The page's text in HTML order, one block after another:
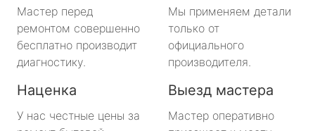
Мастер перед
ремонтом совершенно
бесплатно производит
диагностику.
Мы применяем детали
только от
официального
производителя.
Наценка
У нас честные цены за
Выезд мастера
Мастер оперативно